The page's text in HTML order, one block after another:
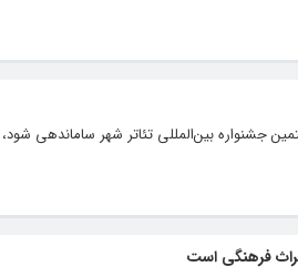
جشنواره بین‌المللی تئاتر شهر ساماندهی
فرهنگی است